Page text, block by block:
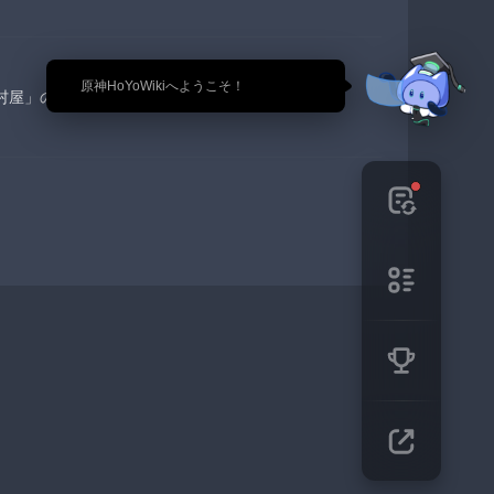
🎉 原神HoYoWikiへようこそ！
屋」の志村勘兵衛より購入可能